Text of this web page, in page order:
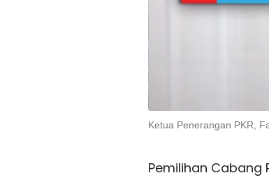
Ketua Penerangan PKR,
Pemilihan Cabang